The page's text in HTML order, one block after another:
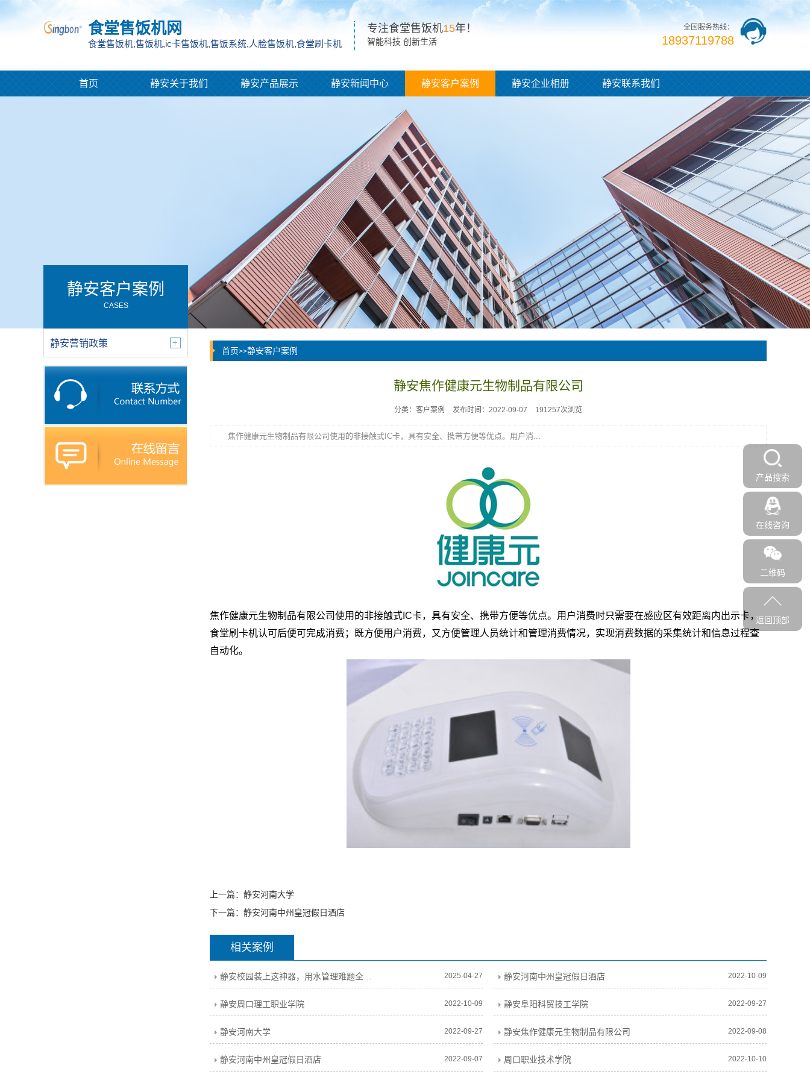
食堂售饭机网
食堂售饭机,售饭机,ic卡售饭机,售饭系统,人脸售饭机,食堂刷卡机
专注食堂售饭机15年！
智能科技 创新生活
全国服务热线：
18937119788
首页 静安关于我们 静安产品展示 静安新闻中心 静安客户案例 静安企业相册 静安联系我们
静安客户案例
CASES
静安营销政策
首页>>静安客户案例
静安焦作健康元生物制品有限公司
分类：客户案例 发布时间：2022-09-07 191257次浏览
焦作健康元生物制品有限公司使用的非接触式IC卡，具有安全、携带方便等优点。用户消...
焦作健康元生物制品有限公司使用的非接触式IC卡，具有安全、携带方便等优点。用户消费时只需要在感应区有效距离内出示卡，
食堂刷卡机认可后便可完成消费；既方便用户消费，又方便管理人员统计和管理消费情况，实现消费数据的采集统计和信息过程查
自动化。
上一篇： 静安河南大学
下一篇： 静安河南中州皇冠假日酒店
相关案例
2025-04-27 静安河南中州皇冠假日酒店 2022-10-09
静安周口理工职业学院 2022-10-09 静安阜阳科贸技工学院 2022-09-27
静安河南大学 2022-09-27 静安焦作健康元生物制品有限公司 2022-09-08
静安河南中州皇冠假日酒店 2022-09-07 周口职业技术学院 2022-10-10
产品搜索
在线咨询
二维码
返回顶部